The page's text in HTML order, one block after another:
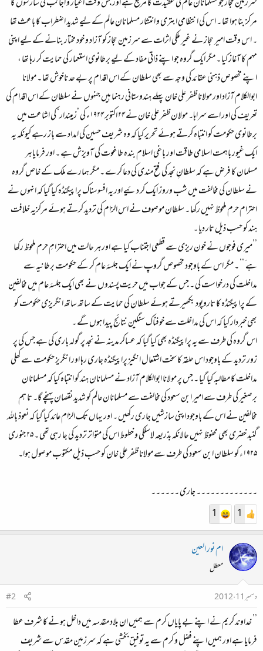
سرزمین حجاز جو مسلمانان عالم کی عقیدت کا مرجع ہے اور جس وقت اغیار و اجانب کی سازشوں کا
مرکز بنا ہوا تھا ۔ اس کی انتظامی ابتری و انتشار مسلمانان عالم کے لیے شدید اضطراب کا باعث تھا
۔ اس وقت امیر حجاز نے غیر ملکی اثرات سے سرزمین حجاز کو آزاد و خود مختار بنانے کے لیے اپنی
مہم کا آغاز کیا ۔ مگر ایک گروہ جو اپنے ذاتی مفاد کے لیے برطانوی استعمار کی حمایت کر رہا تھا ،
اپنے مخصوص ذہنی عقائد کی وجہ سے بھی سلطان کے اس اقدام پر بے حد ناخوش تھا ۔ مولانا
ابوالکلام آزاد اور مولانا ظفر علی خان پہلے ہندوستانی رہنما ہیں جنہوں نے سلطان کے اس اقدام کی
تعریف کی اور اسے سراہا۔ مولان ظفر علی خان نے ۲۴ اکتوبر ۱۹۲۴ء کی ’زمیندار‘ کی اشاعت میں
برطانوی حکومت کو انتباہ کرتے ہوئے تحریر کیا کہ وہ شریف حسین کی امداد سے باز رہے کیونکہ یہ
ایک غیور باہمت اسلامی طاقت اور باغی اسلام بندہ طاغوت کی آویزش ہے ۔ اور فرمایا ہر
مسلمان کا فرض ہے کہ سلطانِ نجد کی فتح مندی کی دعا کرے ۔ مگر ہمارے ملک کے خاص گروہ
نے سلطان کی مخالفت میں شب وروز ایک کر دئیے اور یہ افسوسناک پراپیگنڈہ کیا گیا کہ انہوں نے
احترام حرم ملحوظ نہیں رکھا ۔ سلطان موصوف نے اس الزام کی تردید کرتے ہوئے مرکزیہ خلافت
ہند کو حسب ذیل تار دیا ۔
’’میری فوجوں نے خون ریزی سے قطعی اجتناب کیا ہے اور ہر حالت میں احترامِ حرم ملحوظ رکھا
ہے َ ‘‘ ۔ مگر اس کے باوجود مخصوص گروپ نے ایک جلسۂ عام کر کے حکومت برطانیہ سے
مداخلت کی درخواست کی ۔ جس کے جواب میں حریت پسندوں نے بھی ایک جلسۂ عام میں مخالفین
کے پراپیگنڈہ کا تاروپود بکھیرتے ہوئے سلطان کی حمایت کے ساتھ ساتھ انگریزی حکومت کو
بھی خبردار کیا کہ اس کی مداخلت سے خوفناک سنگین نتائج پیدا ہوں گے ۔
اس گروہ کی طرف سے یہ پراپیگنڈہ بھی کیا گیا کہ عساکر مدینہ نے نجد پر گولہ باری کی ہے جس کی پر
زور تردید کے باوجود اس حلقہ کا سخت اشتعال انگیز پراپیگنڈہ جاری رہا اور انگریز حکومت سے کھلی
مداخلت کا مطالبہ کیا گیا ۔ جس پر مولانا ابوالکلام آزاد نے مسلمانان ہند کو انتباہ کیا کہ مسلمانان
برصغیر کی طرف سے امیر ابن سعود کی مخالفت سے مسلمانان عالم کو شدید نقصان پہنچے گا۔ تا ہم
مخالفین نے اس کے باوجود اپنی سازشیں جاری رکھیں ۔ اور یہاں تک الزام عائد کیا گیا کہ نعوذ باللہ
گنبد خضری بھی محفوظ نہیں حالانکہ بذریعہ لاسلکی و خطوط اس کی متواتر تردید کی جا رہی تھی ۔ ۲۵ جنوری
۱۹۲۵ء کو سلطان ابن سعود کی طرف سے مولانا ظفر علی خان کو حسب ذیل مکتوب موصول ہوا۔
۔۔۔۔۔۔۔۔۔۔۔۔۔ جاری ۔۔۔۔۔۔
1
1
ام نور العين
معطل
دسمبر 11، 2012
#2
’’ خداوند کریم نے اپنے بے پایاں کرم سے ہمیں ان بلاد مقدسہ میں داخل ہونے کا شرف عطا
فرمایا ہے اور ہمیں اپنے فضل و کرم سے یہ توفیق بخشی ہے کہ سرزمین مقدس سے شریف